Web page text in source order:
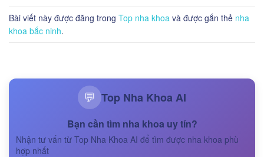
Bài viết này được đăng trong Top nha khoa và được gắn thẻ nha
khoa bắc ninh.
💬 Top Nha Khoa AI
Bạn cần tìm nha khoa uy tín?
Nhận tư vấn từ Top Nha Khoa AI để tìm được nha khoa phù
hợp nhất